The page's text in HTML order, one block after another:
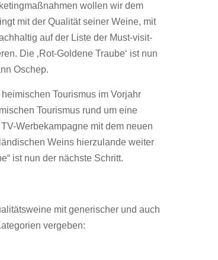
wollen wir dem
mit der Qualität seiner Weine, mit
auf der Liste der Must-visit-
Die ‚Rot-Goldene Traube‘ ist nun
Oschep.
Tourismus im Vorjahr
Tourismus rund um eine
Werbekampagne mit dem neuen
Weins hierzulande weiter
ist nun der nächste Schritt.
mit generischer und auch
vergeben: